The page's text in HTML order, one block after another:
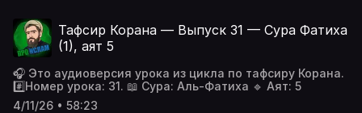
Тафсир Корана — Выпуск 31 — Сура Фатиха
(1), аят 5
🎧 Это аудиоверсия урока из цикла по тафсиру Корана.
#️⃣Номер урока: 31. 📖 Сура: Аль-Фатиха 🔹 Аят: 5
4/11/26 • 58:23